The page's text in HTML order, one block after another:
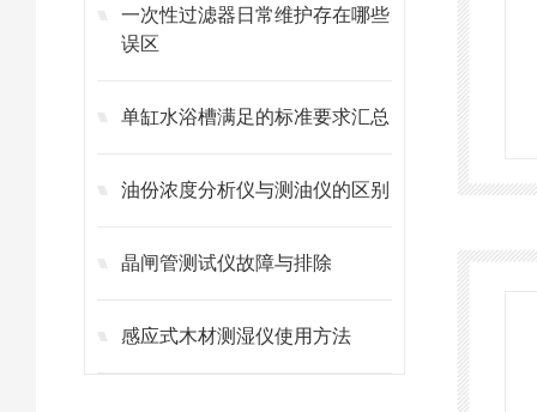
一次性过滤器日常维护存在哪些
误区
单缸水浴槽满足的标准要求汇总
油份浓度分析仪与测油仪的区别
晶闸管测试仪故障与排除
感应式木材测湿仪使用方法